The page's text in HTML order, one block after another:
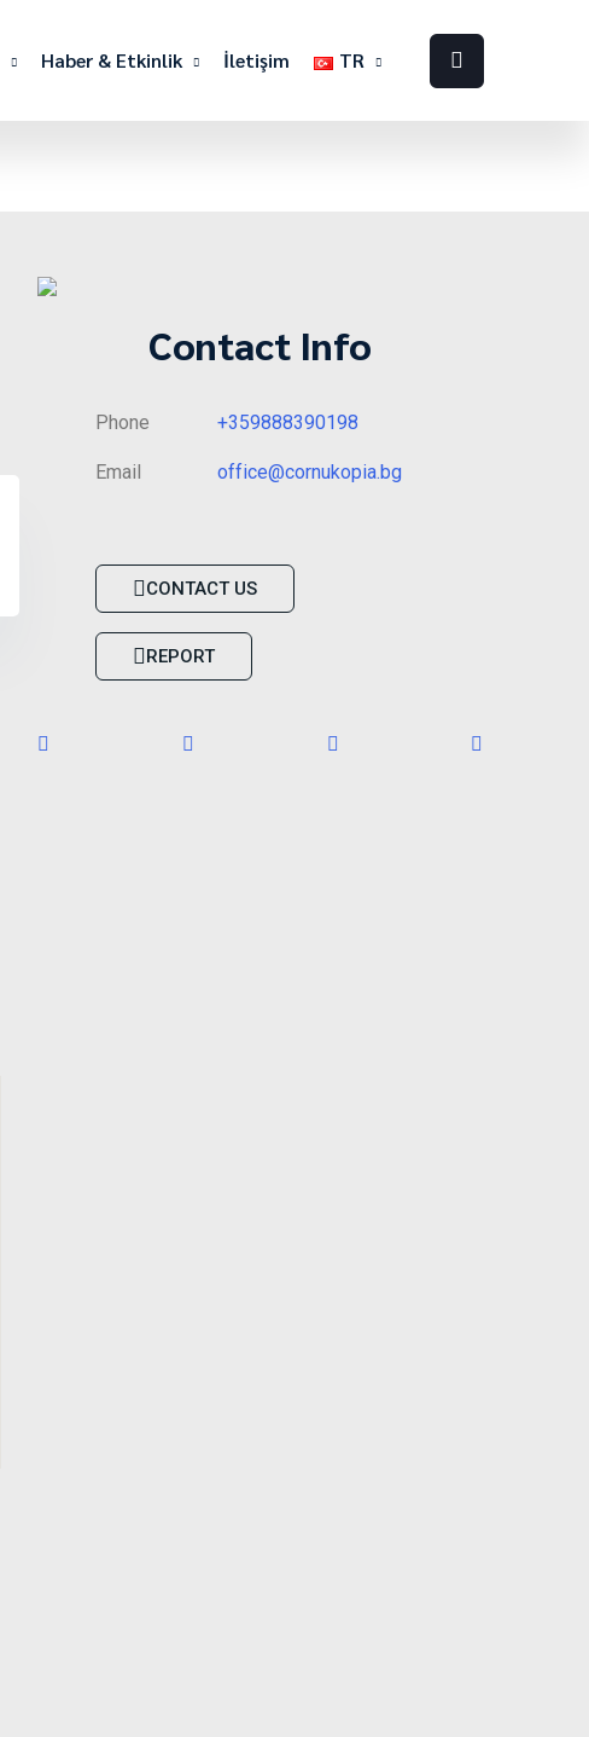
Haber & Etkinlik İletişim TR
Contact Info
Phone +359888390198
Email office@cornukopia.bg
CONTACT US
REPORT